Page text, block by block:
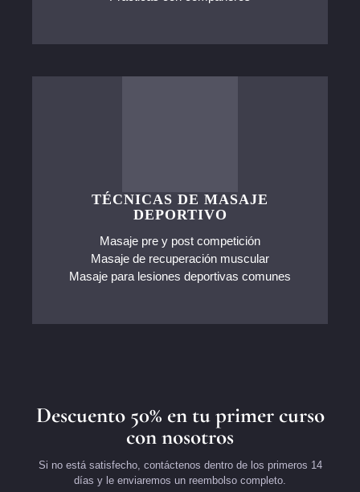
TÉCNICAS DE MASAJE
DEPORTIVO
Masaje pre y post competición
Masaje de recuperación muscular
Masaje para lesiones deportivas comunes
Descuento 50% en tu primer curso
con nosotros
Si no está satisfecho, contáctenos dentro de los primeros 14
días y le enviaremos un reembolso completo.